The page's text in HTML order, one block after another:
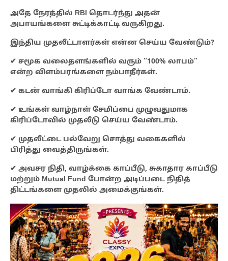
அதே நேரத்தில் RBI தொடர்ந்து அதன்
அபாயங்களை சுட்டிக்காட்டி வருகிறது.
இந்திய முதலீட்டாளர்கள் என்ன செய்ய வேண்டும்?
✔ சமூக வலைதளங்களில் வரும் “100% லாபம்”
என்ற விளம்பரங்களை நம்பாதீர்கள்.
✔ கடன் வாங்கி கிரிப்டோ வாங்க வேண்டாம்.
✔ உங்கள் வாழ்நாள் சேமிப்பை முழுவதுமாக
கிரிப்டோவில் முதலீடு செய்ய வேண்டாம்.
✔ முதலீட்டை பல்வேறு சொத்து வகைகளில்
பிரித்து வைத்திருங்கள்.
✔ அவசர நிதி, வாழ்க்கை காப்பீடு, சுகாதார காப்பீடு
மற்றும் Mutual Fund போன்ற அடிப்படை நிதித்
திட்டங்களை முதலில் அமைக்குங்கள்.